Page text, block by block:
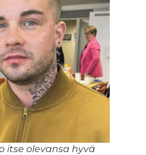
itse olevansa hyvä